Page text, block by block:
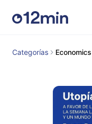
Categorías Economics